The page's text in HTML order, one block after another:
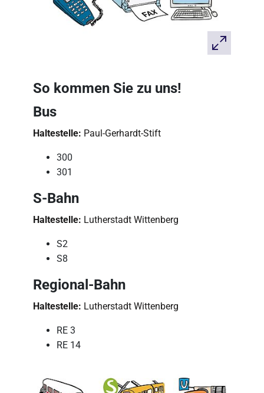
So kommen Sie zu uns!
Bus
Haltestelle: Paul-Gerhardt-Stift
300
301
S-Bahn
Haltestelle: Lutherstadt Wittenberg
S2
S8
Regional-Bahn
Haltestelle: Lutherstadt Wittenberg
RE 3
RE 14